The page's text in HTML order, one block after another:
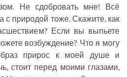
Не сдобровать мне! Всё
с природой тоже. Скажите, как
Если вы выпьете
возбуждение? Что я могу
прирос к моей душе и
стоит перед моими глазами,